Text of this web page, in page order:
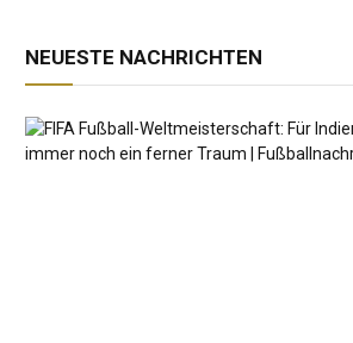
NEUESTE NACHRICHTEN